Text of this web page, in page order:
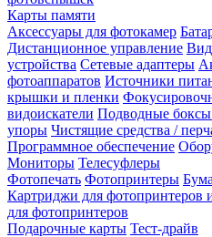
Карты памяти
Аксессуары для фотокамер
Дистанционное управление
устройства Сетевые адаптеры
фотоаппаратов Источники
крышки и пленки
видоискатели Подводные боксы
упоры Чистящие средства /
Программное обеспечение
Мониторы Телесуфлеры
Фотопечать Фотопринтеры
Картриджи для фотопринтеров
для фотопринтеров
Подарочные карты Тест-драйв